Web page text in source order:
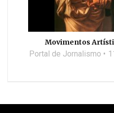
Movimentos
Portal de Jornalismo